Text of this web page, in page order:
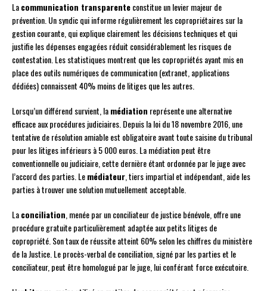
Lacommunication transparenteconstitue un levier majeur de
prévention. Un syndic qui informe régulièrement les copropriétaires sur la
gestion courante, qui explique clairement les décisions techniques et qui
justifie les dépenses engagées réduit considérablement les risques de
contestation. Les statistiques montrent que les copropriétés ayant mis en
place des outils numériques de communication (extranet, applications
dédiées) connaissent 40% moins de litiges que les autres.
Lorsqu’un différend survient, lamédiation représente une alternative
efficace aux procédures judiciaires. Depuis la loi du 18 novembre 2016, une
tentative de résolution amiable est obligatoire avant toute saisine du tribunal
pour les litiges inférieurs à 5 000 euros. La médiation peut être
conventionnelle ou judiciaire, cette dernière étant ordonnée par le juge avec
l’accord des parties. Lemédiateur, tiers impartial et indépendant, aide les
parties à trouver une solution mutuellement acceptable.
Laconciliation, menée par un conciliateur de justice bénévole, offre une
procédure gratuite particulièrement adaptée aux petits litiges de
copropriété. Son taux de réussite atteint 60% selon les chiffres du ministère
de la Justice. Le procès-verbal de conciliation, signé par les parties et le
conciliateur, peut être homologué par le juge, lui conférant force exécutoire.